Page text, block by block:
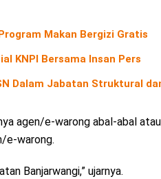
Makan Bergizi Gratis
KNPI Bersama Insan Pers
Dalam Jabatan Struktural
agen/e-warong abal-abal
e-warong.
Banjarwangi,” ujarnya.